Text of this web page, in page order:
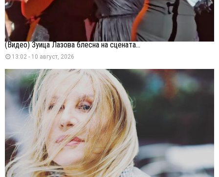
(Видео) Зуица Лазова блесна на сцената...
13:02 - 10 август, 2026